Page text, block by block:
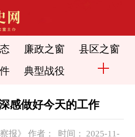
廉政之窗 县区之窗
典型战役
感做好今天的工作
报》 作者： 时间： 2025-11-